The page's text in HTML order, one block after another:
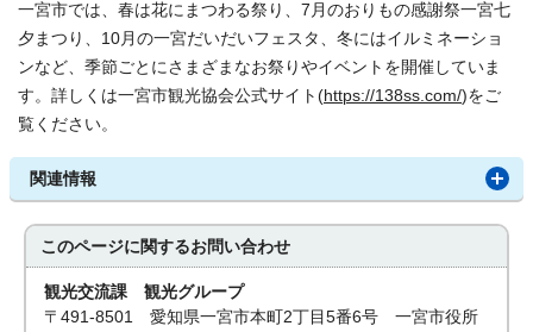
一宮市では、春は花にまつわる祭り、7月のおりもの感謝祭一宮七
夕まつり、10月の一宮だいだいフェスタ、冬にはイルミネーショ
ンなど、季節ごとにさまざまなお祭りやイベントを開催していま
す。詳しくは一宮市観光協会公式サイト(https://138ss.com/)をご
覧ください。
関連情報
このページに関するお問い合わせ
観光交流課 観光グループ
〒491-8501 愛知県一宮市本町2丁目5番6号 一宮市役所